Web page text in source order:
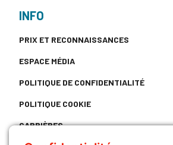
INFO
PRIX ET RECONNAISSANCES
ESPACE MÉDIA
POLITIQUE DE CONFIDENTIALITÉ
POLITIQUE COOKIE
CARRIÈRES